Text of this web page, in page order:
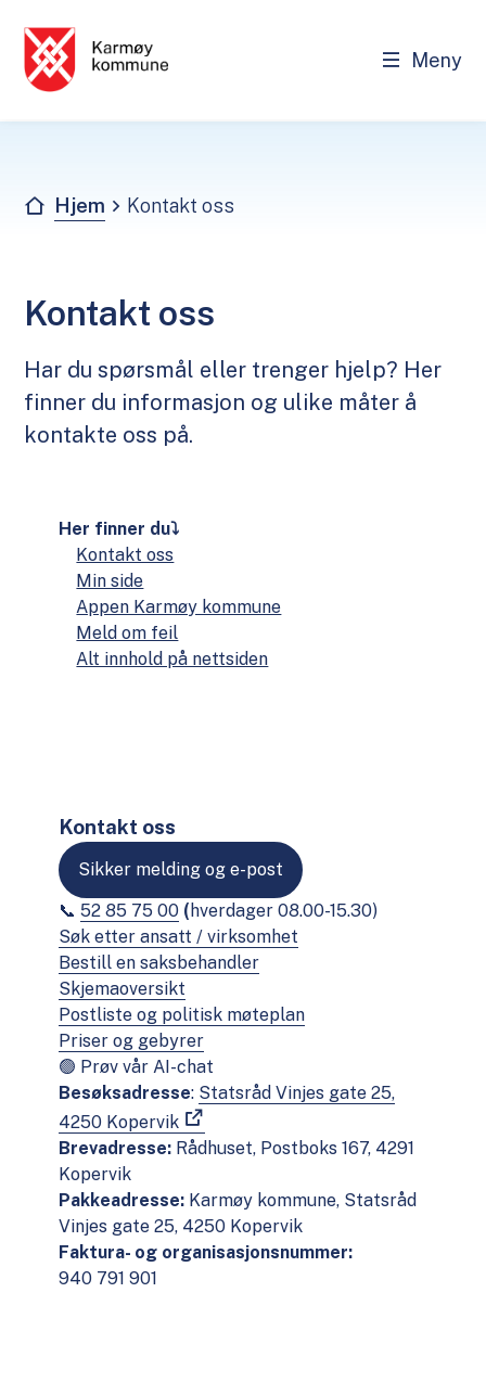
Meny
Du er her:
Hjem Kontakt oss
Kontakt oss
Har du spørsmål eller trenger hjelp? Her
finner du informasjon og ulike måter å
kontakte oss på.
Her finner du⤵
Kontakt oss
Min side
Appen Karmøy kommune
Meld om feil
Alt innhold på nettsiden
Kontakt oss
Sikker melding og e-post
📞52 85 75 00 ( hverdager 08.00-15.30)
Søk etter ansatt / virksomhet
Bestill en saksbehandler
Skjemaoversikt
Postliste og politisk møteplan
Priser og gebyrer
🟢 Prøv vår AI-chat
Besøksadresse: Statsråd Vinjes gate 25,
4250 Kopervik
Brevadresse: Rådhuset, Postboks 167, 4291
Kopervik
Pakkeadresse: Karmøy kommune, Statsråd
Vinjes gate 25, 4250 Kopervik
Faktura- og organisasjonsnummer:
940 791 901